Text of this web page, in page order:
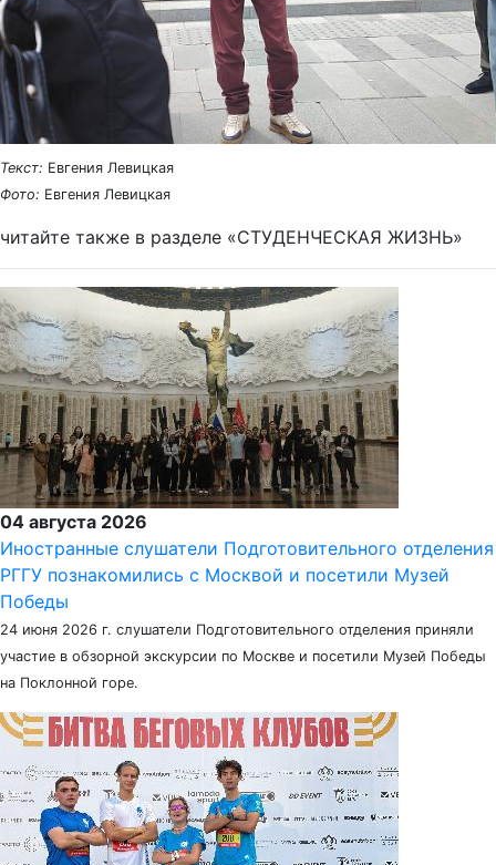
Текст: Евгения Левицкая
Фото: Евгения Левицкая
читайте также в разделе «СТУДЕНЧЕСКАЯ ЖИЗНЬ»
04 августа 2026
Иностранные слушатели Подготовительного отделения
РГГУ познакомились с Москвой и посетили Музей
Победы
24 июня 2026 г. слушатели Подготовительного отделения приняли
участие в обзорной экскурсии по Москве и посетили Музей Победы
на Поклонной горе.